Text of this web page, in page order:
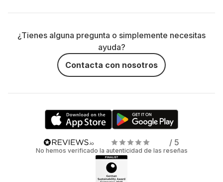
¿Tienes alguna pregunta o simplemente necesitas
ayuda?
Contacta con nosotros
/ 5
No hemos verificado la autenticidad de las reseñas